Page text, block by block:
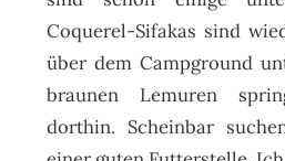
Coquerel-Sifakas sind
über dem Campground
braunen Lemuren
dorthin. Scheinbar